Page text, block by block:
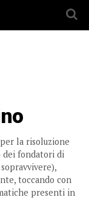
la risoluzione
dei fondatori di
toccando con
presenti in